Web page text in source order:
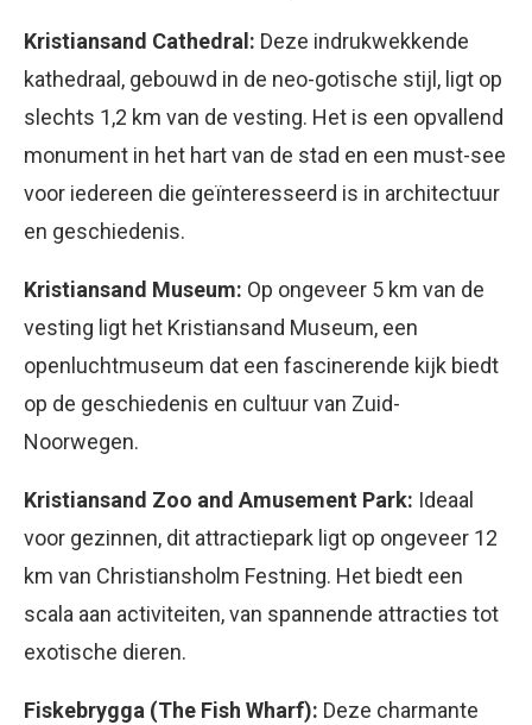
Kristiansand Cathedral: Deze indrukwekkende
kathedraal, gebouwd in de neo-gotische stijl, ligt op
slechts 1,2 km van de vesting. Het is een opvallend
monument in het hart van de stad en een must-see
voor iedereen die geïnteresseerd is in architectuur
en geschiedenis.
Kristiansand Museum: Op ongeveer 5 km van de
vesting ligt het Kristiansand Museum, een
openluchtmuseum dat een fascinerende kijk biedt
op de geschiedenis en cultuur van Zuid-
Noorwegen.
Kristiansand Zoo and Amusement Park: Ideaal
voor gezinnen, dit attractiepark ligt op ongeveer 12
km van Christiansholm Festning. Het biedt een
scala aan activiteiten, van spannende attracties tot
exotische dieren.
Fiskebrygga (The Fish Wharf): Deze charmante